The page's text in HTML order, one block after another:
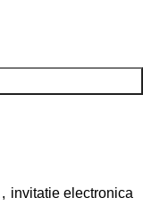
, invitatie electronica